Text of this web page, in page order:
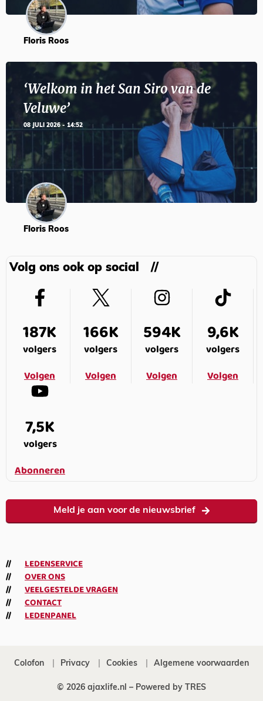
Floris Roos
‘Welkom in het San Siro van de
Veluwe’
08 JULI 2026 - 14:52
Floris Roos
Volg ons ook op social
187K
volgers
Volgen
166K
volgers
Volgen
594K
volgers
Volgen
9,6K
volgers
Volgen
7,5K
volgers
Abonneren
Meld je aan voor de nieuwsbrief
LEDENSERVICE
OVER ONS
VEELGESTELDE VRAGEN
CONTACT
LEDENPANEL
Colofon Privacy Cookies Algemene voorwaarden
© 2026 ajaxlife.nl – Powered by TRES